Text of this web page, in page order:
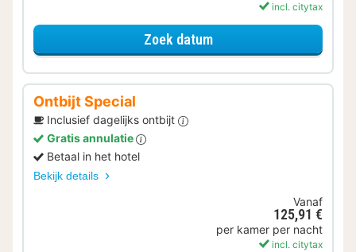
incl. citytax
Zoek datumvoor Op de fiets
Ontbijt Special
Inclusief dagelijks ontbijt
Gratis annulatie
Betaal in het hotel
Bekijk details
Vanaf
125,91 €
per kamer per nacht
incl. citytax